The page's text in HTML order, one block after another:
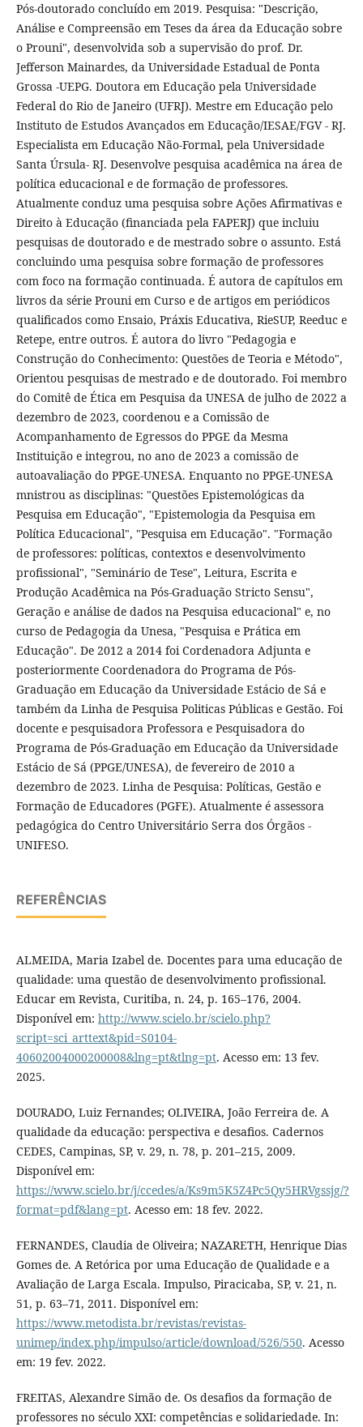
Pós-doutorado concluído em 2019. Pesquisa: "Descrição,
Análise e Compreensão em Teses da área da Educação sobre
o Prouni", desenvolvida sob a supervisão do prof. Dr.
Jefferson Mainardes, da Universidade Estadual de Ponta
Grossa -UEPG. Doutora em Educação pela Universidade
Federal do Rio de Janeiro (UFRJ). Mestre em Educação pelo
Instituto de Estudos Avançados em Educação/IESAE/FGV - RJ.
Especialista em Educação Não-Formal, pela Universidade
Santa Úrsula- RJ. Desenvolve pesquisa acadêmica na área de
política educacional e de formação de professores.
Atualmente conduz uma pesquisa sobre Ações Afirmativas e
Direito à Educação (financiada pela FAPERJ) que incluiu
pesquisas de doutorado e de mestrado sobre o assunto. Está
concluindo uma pesquisa sobre formação de professores
com foco na formação continuada. É autora de capítulos em
livros da série Prouni em Curso e de artigos em periódicos
qualificados como Ensaio, Práxis Educativa, RieSUP, Reeduc e
Retepe, entre outros. É autora do livro "Pedagogia e
Construção do Conhecimento: Questões de Teoria e Método",
Orientou pesquisas de mestrado e de doutorado. Foi membro
do Comitê de Ética em Pesquisa da UNESA de julho de 2022 a
dezembro de 2023, coordenou e a Comissão de
Acompanhamento de Egressos do PPGE da Mesma
Instituição e integrou, no ano de 2023 a comissão de
autoavaliação do PPGE-UNESA. Enquanto no PPGE-UNESA
mnistrou as disciplinas: "Questões Epistemológicas da
Pesquisa em Educação", "Epistemologia da Pesquisa em
Política Educacional", "Pesquisa em Educação". "Formação
de professores: políticas, contextos e desenvolvimento
profissional", "Seminário de Tese", Leitura, Escrita e
Produção Acadêmica na Pós-Graduação Stricto Sensu",
Geração e análise de dados na Pesquisa educacional" e, no
curso de Pedagogia da Unesa, "Pesquisa e Prática em
Educação". De 2012 a 2014 foi Cordenadora Adjunta e
posteriormente Coordenadora do Programa de Pós-
Graduação em Educação da Universidade Estácio de Sá e
também da Linha de Pesquisa Politicas Públicas e Gestão. Foi
docente e pesquisadora Professora e Pesquisadora do
Programa de Pós-Graduação em Educação da Universidade
Estácio de Sá (PPGE/UNESA), de fevereiro de 2010 a
dezembro de 2023. Linha de Pesquisa: Políticas, Gestão e
Formação de Educadores (PGFE). Atualmente é assessora
pedagógica do Centro Universitário Serra dos Órgãos -
UNIFESO.
REFERÊNCIAS
ALMEIDA, Maria Izabel de. Docentes para uma educação de
qualidade: uma questão de desenvolvimento profissional.
Educar em Revista, Curitiba, n. 24, p. 165–176, 2004.
Disponível em: http://www.scielo.br/scielo.php?
script=sci_arttext&pid=S0104-
40602004000200008&lng=pt&tlng=pt. Acesso em: 13 fev.
2025.
DOURADO, Luiz Fernandes; OLIVEIRA, João Ferreira de. A
qualidade da educação: perspectiva e desafios. Cadernos
CEDES, Campinas, SP, v. 29, n. 78, p. 201–215, 2009.
Disponível em:
https://www.scielo.br/j/ccedes/a/Ks9m5K5Z4Pc5Qy5HRVgssjg/?
format=pdf&lang=pt. Acesso em: 18 fev. 2022.
FERNANDES, Claudia de Oliveira; NAZARETH, Henrique Dias
Gomes de. A Retórica por uma Educação de Qualidade e a
Avaliação de Larga Escala. Impulso, Piracicaba, SP, v. 21, n.
51, p. 63–71, 2011. Disponível em:
https://www.metodista.br/revistas/revistas-
unimep/index.php/impulso/article/download/526/550. Acesso
em: 19 fev. 2022.
FREITAS, Alexandre Simão de. Os desafios da formação de
professores no século XXI: competências e solidariedade. In: